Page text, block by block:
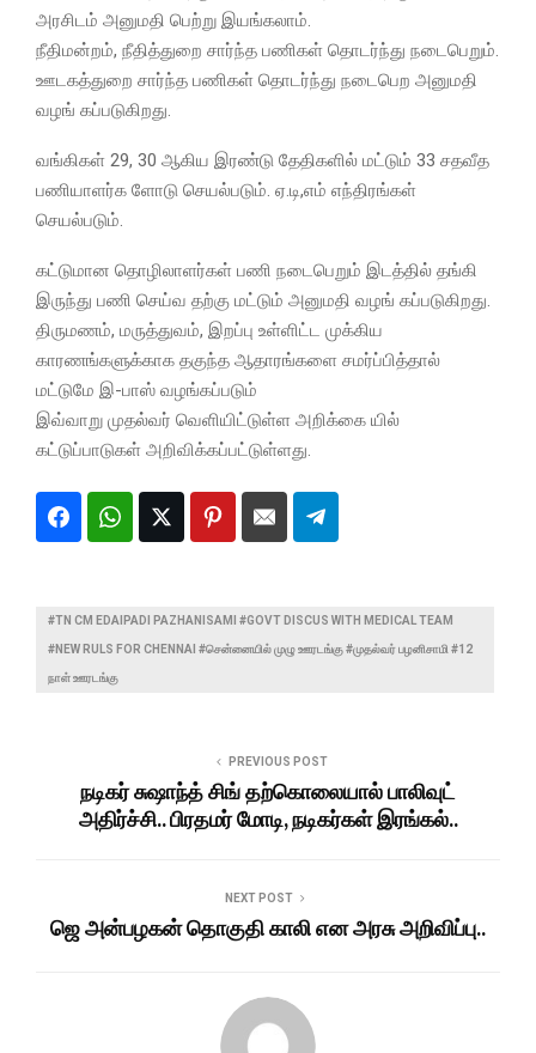
அரசிடம் அனுமதி பெற்று இயங்கலாம்.
நீதிமன்றம், நீதித்துறை சார்ந்த பணிகள் தொடர்ந்து நடைபெறும்.
ஊடகத்துறை சார்ந்த பணிகள் தொடர்ந்து நடைபெற அனுமதி
வழங் கப்படுகிறது.
வங்கிகள் 29, 30 ஆகிய இரண்டு தேதிகளில் மட்டும் 33 சதவீத
பணியாளர்க ளோடு செயல்படும். ஏ.டி,எம் எந்திரங்கள்
செயல்படும்.
கட்டுமான தொழிலாளர்கள் பணி நடைபெறும் இடத்தில் தங்கி
இருந்து பணி செய்வ தற்கு மட்டும் அனுமதி வழங் கப்படுகிறது.
திருமணம், மருத்துவம், இறப்பு உள்ளிட்ட முக்கிய
காரணங்களுக்காக தகுந்த ஆதாரங்களை சமர்ப்பித்தால்
மட்டுமே இ-பாஸ் வழங்கப்படும்
இவ்வாறு முதல்வர் வெளியிட்டுள்ள அறிக்கை யில்
கட்டுப்பாடுகள் அறிவிக்கப்பட்டுள்ளது.
#TN CM EDAIPADI PAZHANISAMI #GOVT DISCUS WITH MEDICAL TEAM
#NEW RULS FOR CHENNAI #சென்னையில் முழு ஊரடங்கு #முதல்வர் பழனிசாமி #12
நாள் ஊரடங்கு
PREVIOUS POST
நடிகர் சுஷாந்த் சிங் தற்கொலையால் பாலிவுட்
அதிர்ச்சி.. பிரதமர் மோடி, நடிகர்கள் இரங்கல்..
NEXT POST
ஜெ அன்பழகன் தொகுதி காலி என அரசு அறிவிப்பு..